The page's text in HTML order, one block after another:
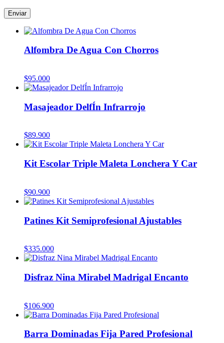
Alfombra De Agua Con Chorros
$95.000
Masajeador DelfÍn Infrarrojo
$89.900
Kit Escolar Triple Maleta Lonchera Y Car
$90.900
Patines Kit Semiprofesional Ajustables
$335.000
Disfraz Nina Mirabel Madrigal Encanto
$106.900
Barra Dominadas Fija Pared Profesional